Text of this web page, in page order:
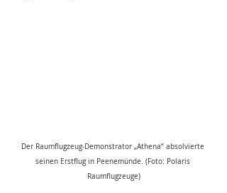
Der Raumflugzeug-Demonstrator „Athena“ absolvierte
seinen Erstflug in Peenemünde. (Foto: Polaris
Raumflugzeuge)